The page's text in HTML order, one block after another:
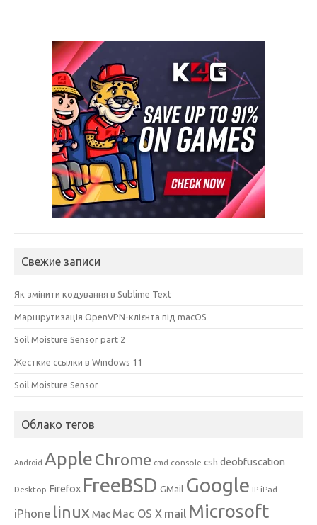
Свежие записи
Як змінити кодування в Sublime Text
Маршрутизація OpenVPN-клієнта під macOS
Soil Moisture Sensor part 2
Жесткие ссылки в Windows 11
Soil Moisture Sensor
Облако тегов
Android Apple Chrome cmd console csh deobfuscation
Desktop Firefox FreeBSD GMail Google IP iPad
iPhone linux Mac Mac OS X mail Microsoft